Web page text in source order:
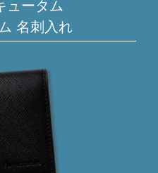
ュータム
名刺入れ